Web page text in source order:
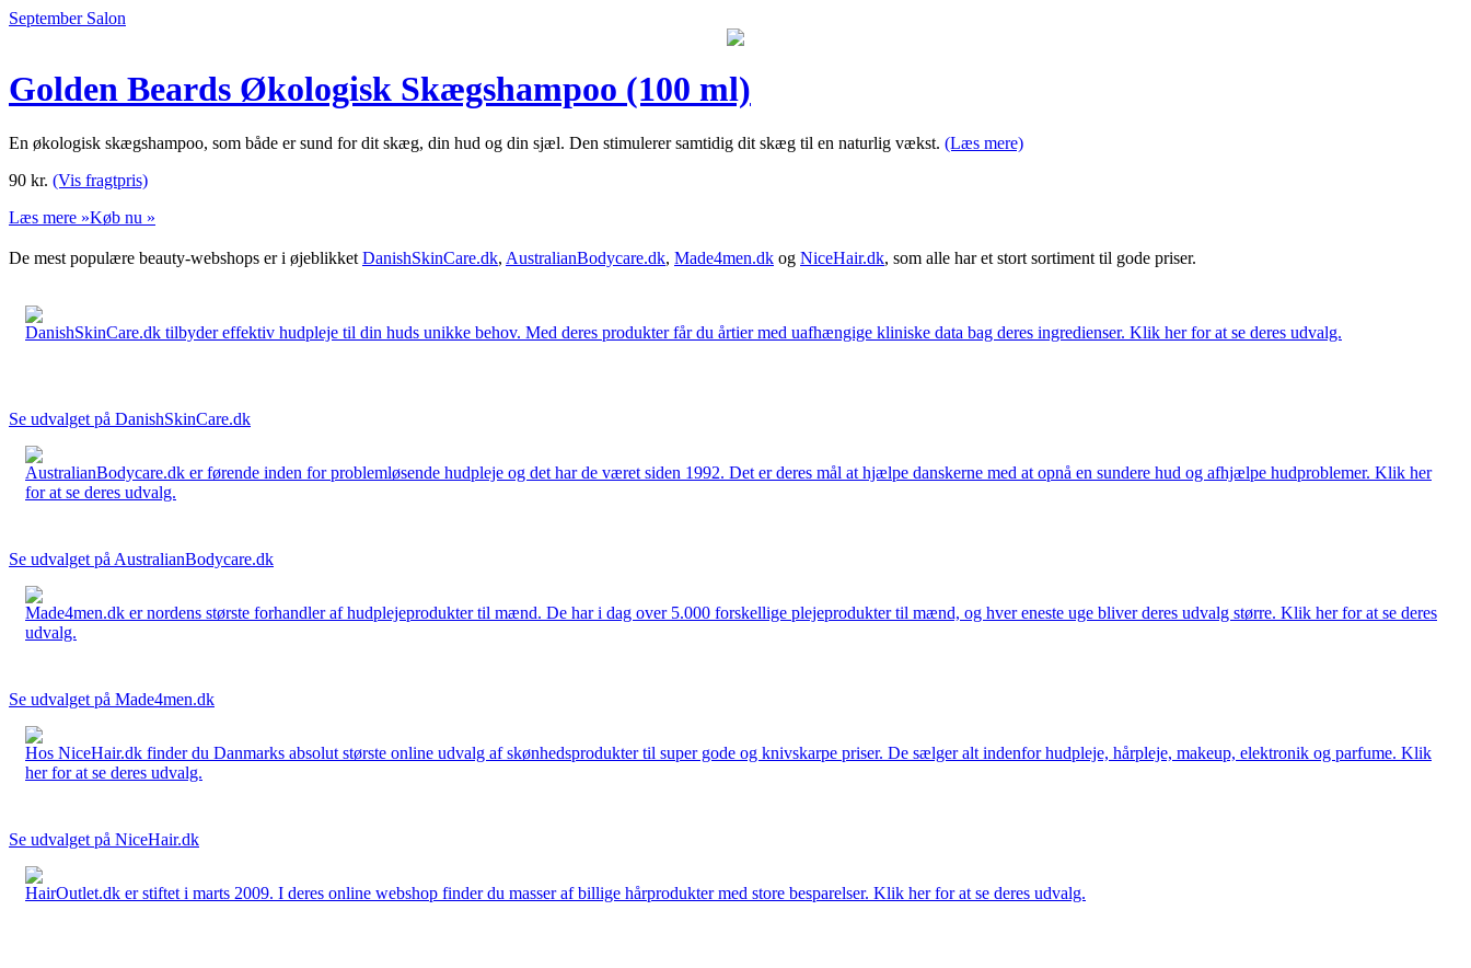
September Salon
Golden Beards Økologisk Skægshampoo (100 ml)
En økologisk skægshampoo, som både er sund for dit skæg, din hud og din sjæl. Den stimulerer samtidig dit skæg til en naturlig vækst. (Læs mere)
90 kr. (Vis fragtpris)
Læs mere »Køb nu »
De mest populære beauty-webshops er i øjeblikket DanishSkinCare.dk, AustralianBodycare.dk, Made4men.dk og NiceHair.dk, som alle har et stort sortiment til gode priser.
DanishSkinCare.dk tilbyder effektiv hudpleje til din huds unikke behov. Med deres produkter får du årtier med uafhængige kliniske data bag deres ingredienser. Klik her for at se deres udvalg.
Se udvalget på DanishSkinCare.dk
AustralianBodycare.dk er førende inden for problemløsende hudpleje og det har de været siden 1992. Det er deres mål at hjælpe danskerne med at opnå en sundere hud og afhjælpe hudproblemer. Klik her
for at se deres udvalg.
Se udvalget på AustralianBodycare.dk
Made4men.dk er nordens største forhandler af hudplejeprodukter til mænd. De har i dag over 5.000 forskellige plejeprodukter til mænd, og hver eneste uge bliver deres udvalg større. Klik her for at se deres
udvalg.
Se udvalget på Made4men.dk
Hos NiceHair.dk finder du Danmarks absolut største online udvalg af skønhedsprodukter til super gode og knivskarpe priser. De sælger alt indenfor hudpleje, hårpleje, makeup, elektronik og parfume. Klik
her for at se deres udvalg.
Se udvalget på NiceHair.dk
HairOutlet.dk er stiftet i marts 2009. I deres online webshop finder du masser af billige hårprodukter med store besparelser. Klik her for at se deres udvalg.